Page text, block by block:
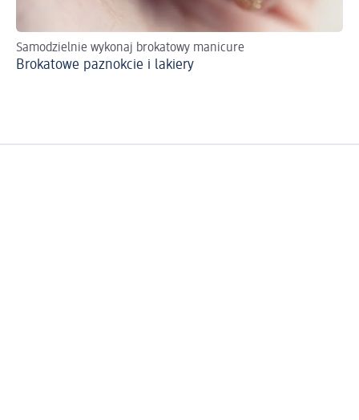
Samodzielnie wykonaj brokatowy manicure
Brokatowe paznokcie i lakiery